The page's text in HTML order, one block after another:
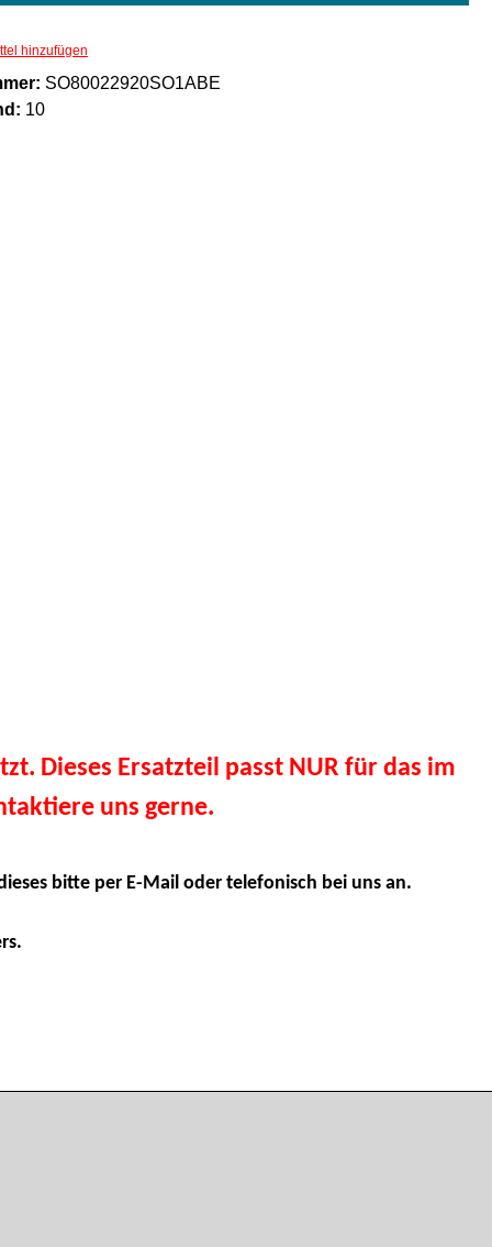
hinzufügen
SO80022920SO1ABE
10
Dieses Ersatzteil passt NUR für das im
uns gerne.
bitte per E-Mail oder telefonisch bei uns an.